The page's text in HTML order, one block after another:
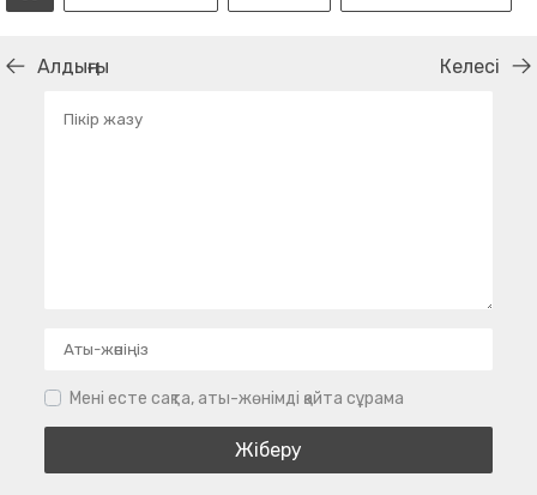
Алдыңғы Келесі
Мені есте сақта, аты-жөнімді қайта сұрама